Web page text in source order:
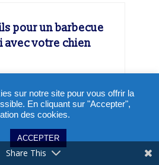
pour un barbecue
avec votre chien
sur notre site pour vous offrir la
En cliquant sur "Accepter",
des cookies.
ACCEPTER
Share This